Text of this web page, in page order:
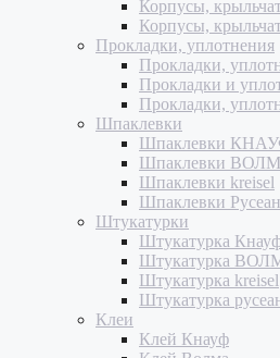
Корпусы,
Корпусы,
Прокладки, уплотнения
Прокладки,
Прокладки и
Прокладки,
Шпаклевки
Шпаклевки
Шпаклевки
Шпаклевки kreisel
Шпаклевки Русеан
Штукатурки
Штукатурка
Штукатурка
Штукатурка kreisel
Штукатурка
Клеи
Клей Кнауф